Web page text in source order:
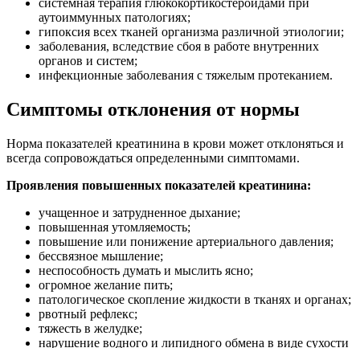
аутоиммунных патологиях;
гипоксия всех тканей организма различной этиологии;
заболевания, вследствие сбоя в работе внутренних
органов и систем;
инфекционные заболевания с тяжелым протеканием.
Симптомы отклонения от нормы
Норма показателей креатинина в крови может отклоняться и
всегда сопровождаться определенными симптомами.
Проявления повышенных показателей креатинина:
учащенное и затрудненное дыхание;
повышенная утомляемость;
повышение или понижение артериального давления;
бессвязное мышление;
неспособность думать и мыслить ясно;
огромное желание пить;
патологическое скопление жидкости в тканях и органах;
рвотный рефлекс;
тяжесть в желудке;
нарушение водного и липидного обмена в виде сухости